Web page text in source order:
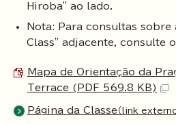
Hiroba" ao lado.
Nota: Para consultas sobre
Class" adjacente, consulte
Mapa de Orientação da
Terrace (PDF 569.8 KB)
Página da Classe（link externo